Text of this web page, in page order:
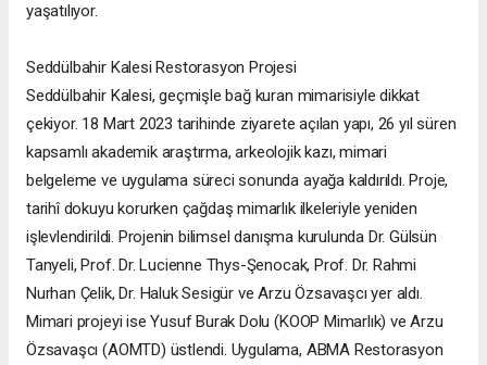
yaşatılıyor.
Seddülbahir Kalesi Restorasyon Projesi
Seddülbahir Kalesi, geçmişle bağ kuran mimarisiyle dikkat
çekiyor. 18 Mart 2023 tarihinde ziyarete açılan yapı, 26 yıl süren
kapsamlı akademik araştırma, arkeolojik kazı, mimari
belgeleme ve uygulama süreci sonunda ayağa kaldırıldı. Proje,
tarihî dokuyu korurken çağdaş mimarlık ilkeleriyle yeniden
işlevlendirildi. Projenin bilimsel danışma kurulunda Dr. Gülsün
Tanyeli, Prof. Dr. Lucienne Thys-Şenocak, Prof. Dr. Rahmi
Nurhan Çelik, Dr. Haluk Sesigür ve Arzu Özsavaşcı yer aldı.
Mimari projeyi ise Yusuf Burak Dolu (KOOP Mimarlık) ve Arzu
Özsavaşcı (AOMTD) üstlendi. Uygulama, ABMA Restorasyon